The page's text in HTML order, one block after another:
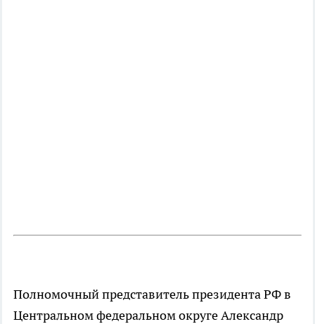
Полномочный представитель президента РФ в
Центральном федеральном округе Александр